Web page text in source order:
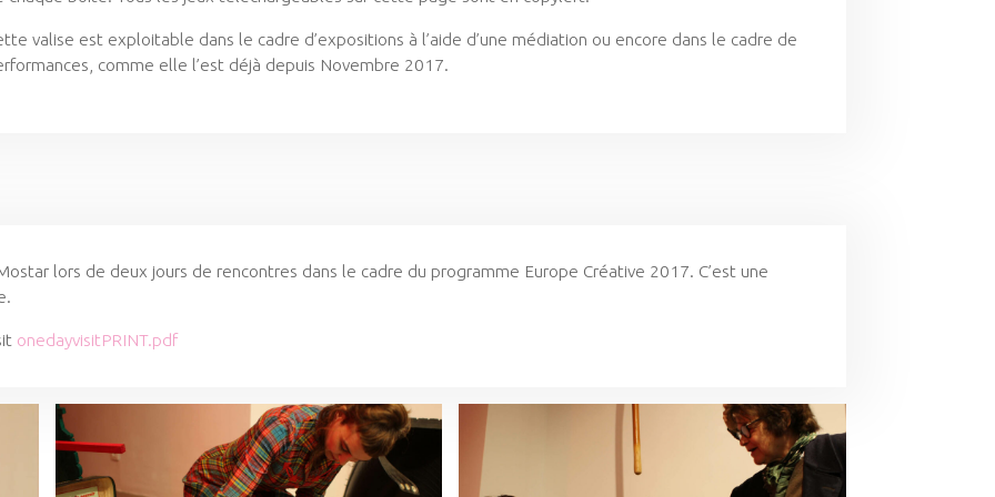
valise est exploitable dans le cadre d’expositions à l’aide d’une médiation ou encore dans le cadre de
comme elle l’est déjà depuis Novembre 2017.
lors de deux jours de rencontres dans le cadre du programme Europe Créative 2017. C’est une
onedayvisitPRINT.pdf